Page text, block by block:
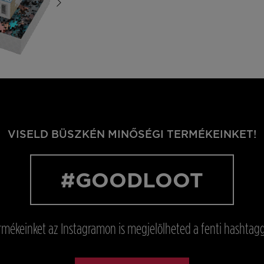
VISELD BÜSZKÉN MINŐSÉGI TERMÉKEINKET!
#GOODLOOT
az Instagramon is megjelölheted a fenti